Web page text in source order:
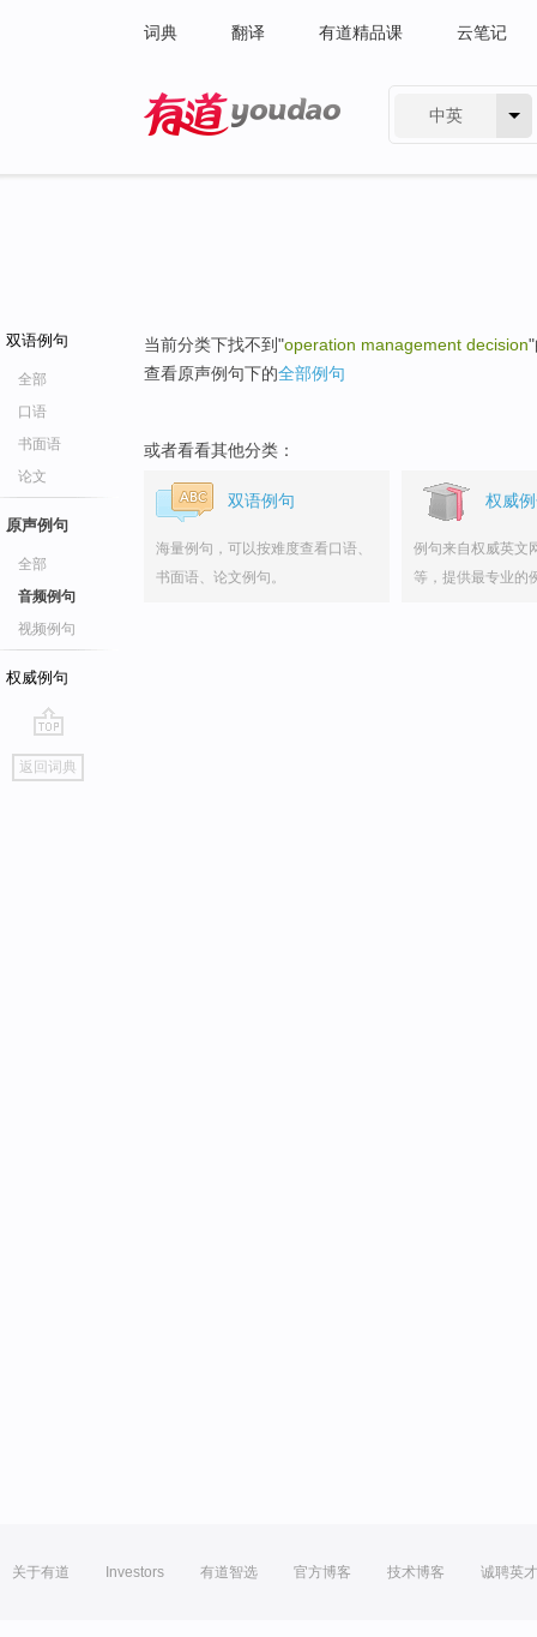
词典 翻译 有道精品课 云笔记
中英
双语例句
全部
口语
书面语
论文
原声例句
全部
音频例句
视频例句
权威例句
go
top
返回词典
当前分类下找不到"operation management decision
查看原声例句下的全部例句
或者看看其他分类：
双语例句
海量例句，可以按难度查看口语、
书面语、论文例句。
权威
例句来自权威英文
等，提供最专业的
关于有道 Investors 有道智选 官方博客 技术博客 诚聘英才